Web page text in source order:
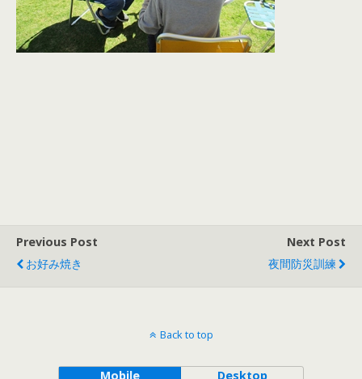
Previous Post
お好み焼き
Next Post
夜間防災訓練
Back to top
Mobile Desktop